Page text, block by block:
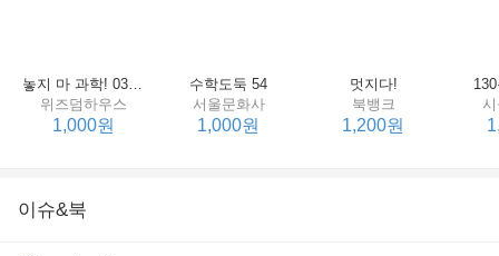
놓지 마 과학! 03 : 정신이 공룡에 정신 놓다
위즈덤하우스
1,000원
수학도둑 54
서울문화사
1,000원
멋지다!
북뱅크
1,200원
이슈&북